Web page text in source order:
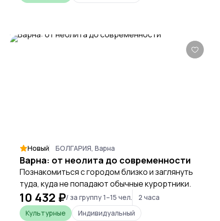
Новый БОЛГАРИЯ, Варна
Варна: от неолита до современности
Познакомиться с городом близко и заглянуть
туда, куда не попадают обычные курортники.
10 432 ₽/ за группу 1–15 чел.
2 часа
Культурные
Индивидуальный